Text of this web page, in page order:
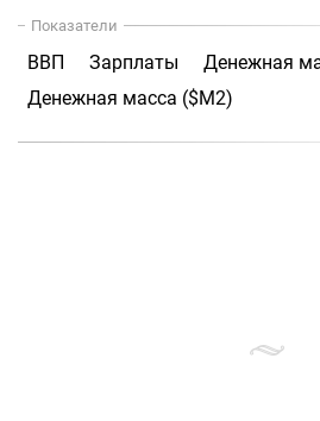
Показатели
ВВП Зарплаты
Денежная
Денежная масса ($М2)